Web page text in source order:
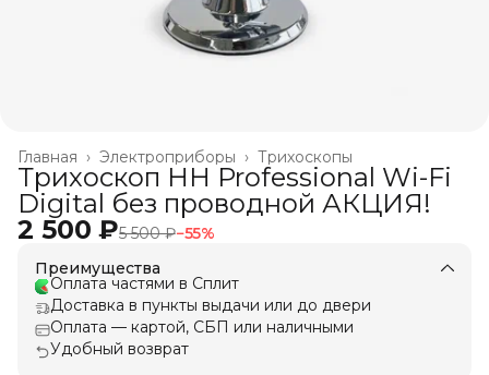
Трихоскопы
Электроприборы ›
Главная ›
Трихоскоп HH Professional Wi-Fi
Digital без проводной АКЦИЯ!
2 500 ₽5 500 ₽−55%
Преимущества
Оплата частями в Сплит
Доставка в пункты выдачи или до двери
Оплата — картой, СБП или наличными
Удобный возврат